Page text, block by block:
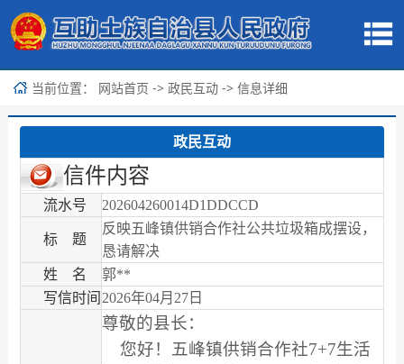
当前位置： 网站首页 -> 政民互动 -> 信息详细
政民互动
信件内容
流水号 202604260014D1DDCCD
标 题
反映五峰镇供销合作社公共垃圾箱成摆设，
恳请解决
姓 名
郭**
写信时间 2026年04月27日
尊敬的县长：
您好！五峰镇供销合作社7+7生活